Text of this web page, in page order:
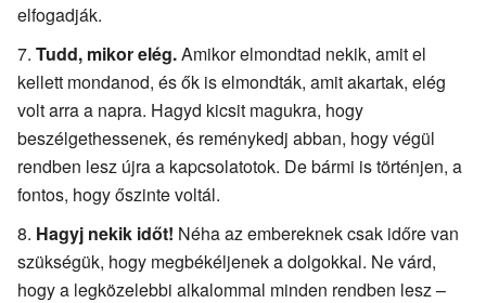
elfogadják.
Tudd, mikor elég.Amikor elmondtad nekik, amit el
kellett mondanod, és ők is elmondták, amit akartak, elég
volt arra a napra. Hagyd kicsit magukra, hogy
beszélgethessenek, és reménykedj abban, hogy végül
rendben lesz újra a kapcsolatotok. De bármi is történjen, a
fontos, hogy őszinte voltál.
Hagyj nekik időt! Néha az embereknek csak időre van
szükségük, hogy megbékéljenek a dolgokkal. Ne várd,
hogy a legközelebbi alkalommal minden rendben lesz –